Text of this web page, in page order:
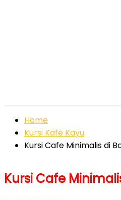
Home
Kursi Kafe Kayu
Kursi Cafe Minimalis di
Kursi Cafe